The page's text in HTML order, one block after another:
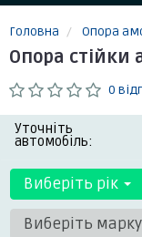
Головна Опора
Опора стійки
0
Уточніть
автомобіль:
Виберіть рік
Виберіть марку